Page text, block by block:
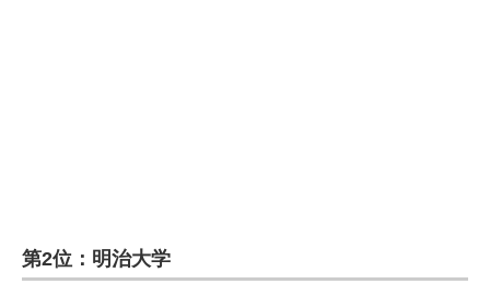
第2位：明治大学